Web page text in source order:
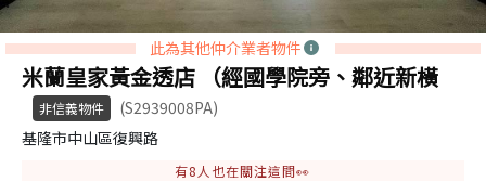
此為其他仲介業者物件
米蘭皇家黃金透店 （經國學院旁、鄰近新橫
非信義物件
(S2939008PA)
基隆市中山區復興路
有8 人也在關注這間👀